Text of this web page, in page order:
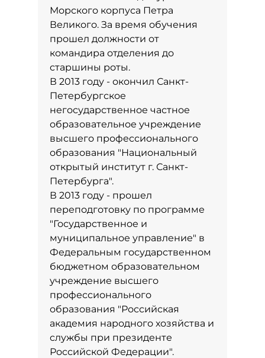
Морского корпуса Петра
Великого. За время обучения
прошел должности от
командира отделения до
старшины роты.
В 2013 году - окончил Санкт-
Петербургское
негосударственное частное
образовательное учреждение
высшего профессионального
образования "Национальный
открытый институт г. Санкт-
Петербурга".
В 2013 году - прошел
переподготовку по программе
"Государственное и
муниципальное управление" в
Федеральным государственном
бюджетном образовательном
учреждение высшего
профессионального
образования "Российская
академия народного хозяйства и
службы при президенте
Российской Федерации".